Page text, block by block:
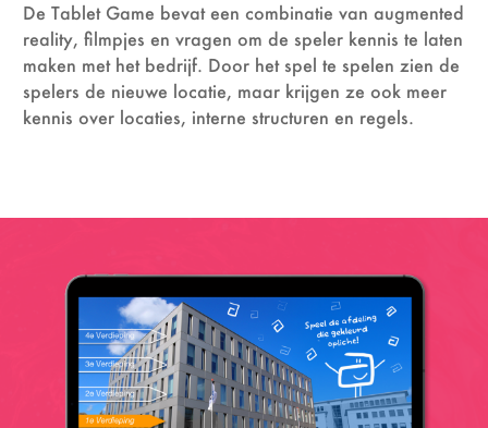
De Tablet Game bevat een combinatie van augmented
reality, filmpjes en vragen om de speler kennis te laten
maken met het bedrijf. Door het spel te spelen zien de
spelers de nieuwe locatie, maar krijgen ze ook meer
kennis over locaties, interne structuren en regels.